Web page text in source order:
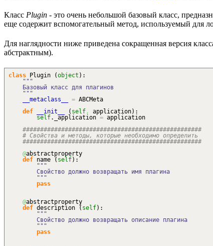
Класс Plugin - это очень небольшой базовый класс,
еще содержит вспомогательный метод, используемый для
Для наглядности ниже приведена сокращенная версия
абстрактным).
class Plugin (object ) :
"""
Базовый класс для плагинов
"""
__metaclass__
= ABCMeta
def
__init__ ( self, application) :
self._application = application
###################################################
# Свойства и методы, которые необходимо определить
###################################################
@abstractproperty
def name ( self) :
"""
Свойство должно возвращать имя плагина
"""
pass
@abstractproperty
def description ( self) :
"""
Свойство должно возвращать описание плагина
"""
pass